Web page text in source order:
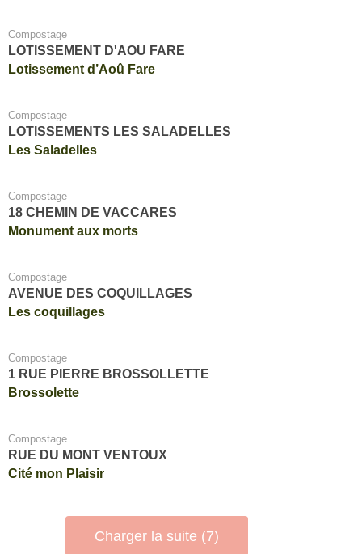
Compostage
LOTISSEMENT D'AOU FARE
Lotissement d’Aoû Fare
Compostage
LOTISSEMENTS LES SALADELLES
Les Saladelles
Compostage
18 CHEMIN DE VACCARES
Monument aux morts
Compostage
AVENUE DES COQUILLAGES
Les coquillages
Compostage
1 RUE PIERRE BROSSOLLETTE
Brossolette
Compostage
RUE DU MONT VENTOUX
Cité mon Plaisir
Charger la suite (7)